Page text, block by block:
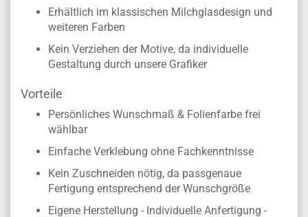
Erhältlich im klassischen Milchglasdesign und
weiteren Farben
Kein Verziehen der Motive, da individuelle
Gestaltung durch unsere Grafiker
Vorteile
Persönliches Wunschmaß & Folienfarbe frei
wählbar
Einfache Verklebung ohne Fachkenntnisse
Kein Zuschneiden nötig, da passgenaue
Fertigung entsprechend der Wunschgröße
Eigene Herstellung - Individuelle Anfertigung -